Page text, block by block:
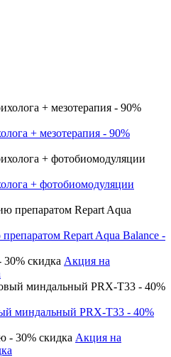
+ мезотерапия - 90%
+ фотобиомодуляции
Repart Aqua Balance -
Акция на
миндальный PRX-T33 - 40%
Акция на